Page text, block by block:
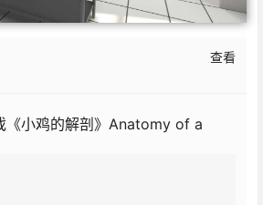
查看
《小鸡的解剖》Anatomy of a